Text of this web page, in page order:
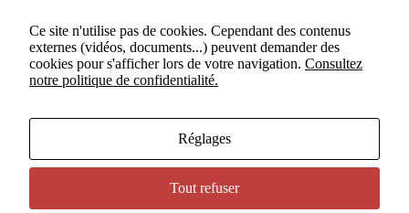
3 avril 2024
Ce site n'utilise pas de cookies. Cependant des contenus
externes (vidéos, documents...) peuvent demander des
cookies pour s'afficher lors de votre navigation. Consultez
notre politique de confidentialité.
Réglages
Tout refuser